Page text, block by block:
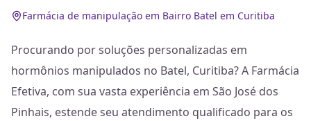
Farmácia de manipulação em Bairro Batel em Curitiba
Procurando por soluções personalizadas em
hormônios manipulados no Batel, Curitiba? A Farmácia
Efetiva, com sua vasta experiência em São José dos
Pinhais, estende seu atendimento qualificado para os